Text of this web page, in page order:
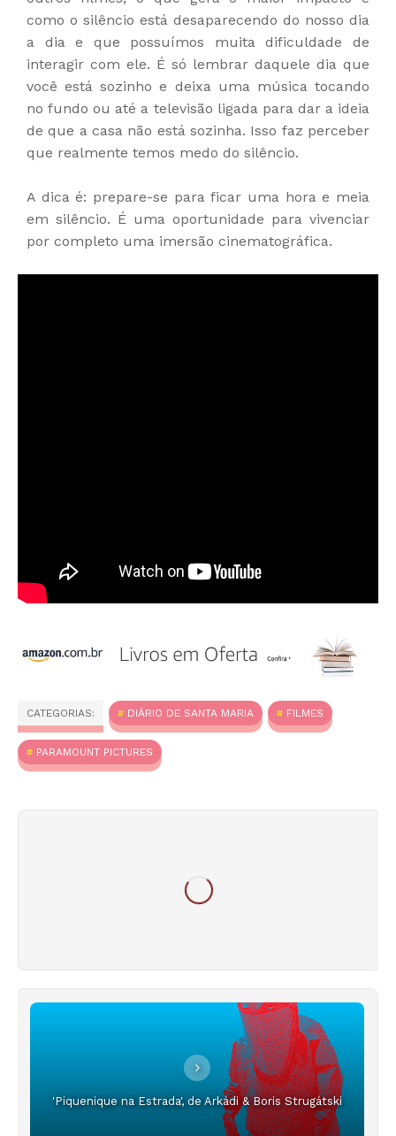
como o silêncio está desaparecendo do nosso dia
a dia e que possuímos muita dificuldade de
interagir com ele. É só lembrar daquele dia que
você está sozinho e deixa uma música tocando
no fundo ou até a televisão ligada para dar a ideia
de que a casa não está sozinha. Isso faz perceber
que realmente temos medo do silêncio.
A dica é: prepare-se para ficar uma hora e meia
em silêncio. É uma oportunidade para vivenciar
por completo uma imersão cinematográfica.
CATEGORIAS: DIÁRIO DE SANTA MARIA FILMES
PARAMOUNT PICTURES
'Piquenique na Estrada', de Arkádi & Boris Strugátski